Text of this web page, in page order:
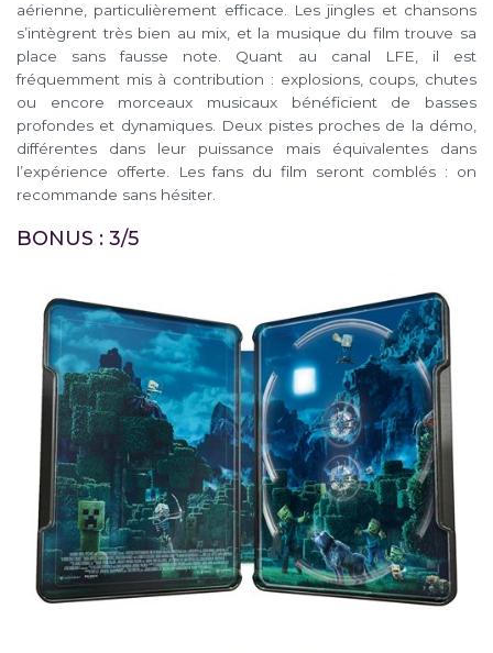
aérienne, particulièrement efficace. Les jingles et chansons
s’intègrent très bien au mix, et la musique du film trouve sa
place sans fausse note. Quant au canal LFE, il est
fréquemment mis à contribution : explosions, coups, chutes
ou encore morceaux musicaux bénéficient de basses
profondes et dynamiques. Deux pistes proches de la démo,
différentes dans leur puissance mais équivalentes dans
l’expérience offerte. Les fans du film seront comblés : on
recommande sans hésiter.
BONUS : 3/5